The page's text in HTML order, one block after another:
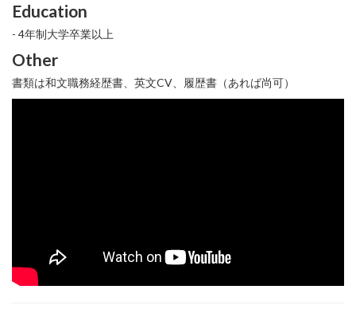
Education
- 4年制大学卒業以上
Other
書類は和文職務経歴書、英文CV、履歴書（あれば尚可）